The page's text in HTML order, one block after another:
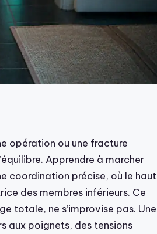
opération ou une fracture
Apprendre à marcher
coordination précise, où le haut
des membres inférieurs. Ce
totale, ne s’improvise pas. Une
aux poignets, des tensions